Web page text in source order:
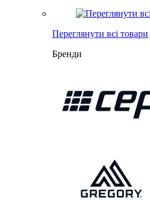
Переглянути всі товари
Бренди